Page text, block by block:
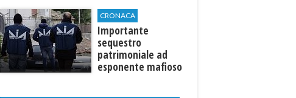
CRONACA
Importante
sequestro
patrimoniale ad
esponente mafioso